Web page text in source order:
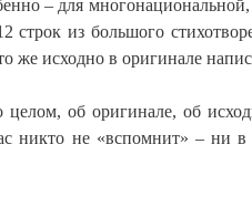
– для
строк из большого
же исходно в оригинале
об оригинале, об
никто не «вспомнит» –